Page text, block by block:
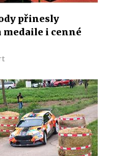
přinesly
medaile i cenné